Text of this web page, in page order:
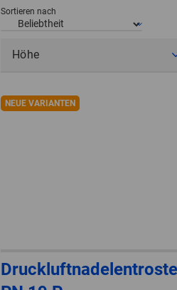
Sortieren nach
Höhe
NEUE VARIANTEN